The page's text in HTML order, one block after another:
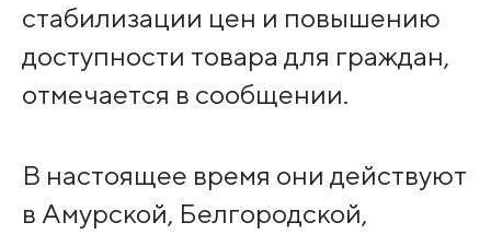
стабилизации цен и повышению
доступности товара для граждан,
отмечается в сообщении.
В настоящее время они действуют
в Амурской, Белгородской,